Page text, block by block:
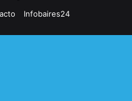
Infobaires24